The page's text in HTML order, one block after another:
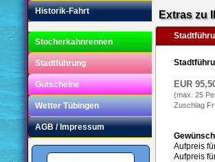
Historik-Fahrt
Stocherkahnrennen
Stadtführung
Gutscheine
Wetter Tübingen
AGB / Impressum
Extras zu
EUR
(max. 25
Zuschlag
Aufpreis
Aufpreis